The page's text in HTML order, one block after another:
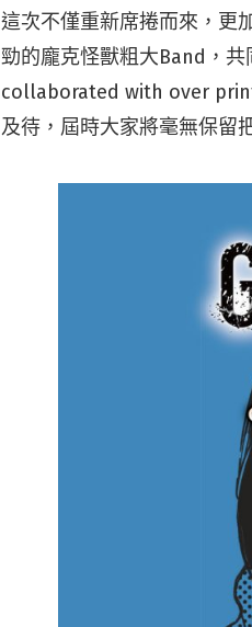
這次不僅重新席捲而來，更
勁的龐克怪獸粗大Band，共
collaborated with over print
及待，屆時大家將毫無保留